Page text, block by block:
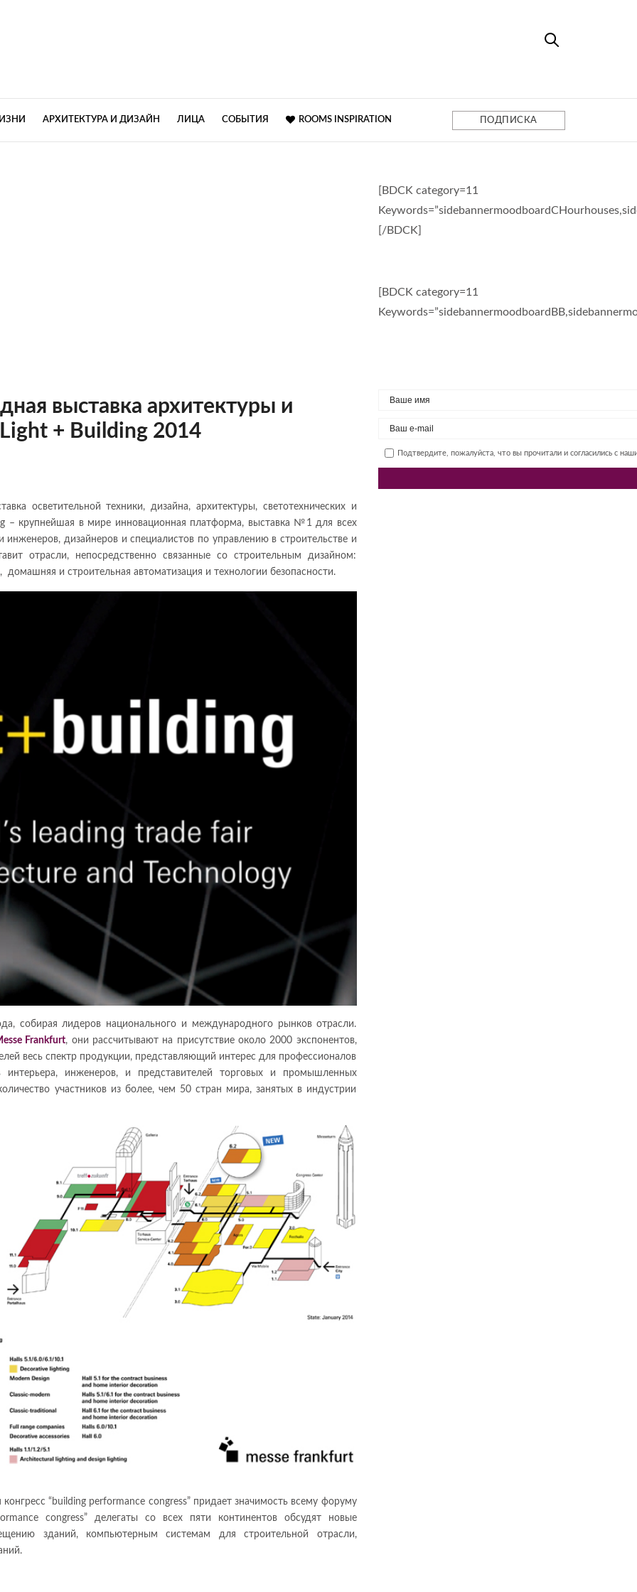
АРХИТЕКТУРА И ДИЗАЙН ЛИЦА СОБЫТИЯ ROOMS INSPIRATION ПОДПИСКА
выставка архитектуры и
+ Building 2014
осветительной техники, дизайна, архитектуры, светотехнических и
– крупнейшая в мире инновационная платформа, выставка №1 для всех
инженеров, дизайнеров и специалистов по управлению в строительстве и
отрасли, непосредственно связанные со строительным дизайном:
домашняя и строительная автоматизация и технологии безопасности.
собирая лидеров национального и международного рынков отрасли.
Frankfurt, они рассчитывают на присутствие около 2000 экспонентов,
весь спектр продукции, представляющий интерес для профессионалов
интерьера, инженеров, и представителей торговых и промышленных
участников из более, чем 50 стран мира, занятых в индустрии
“building performance congress” придает значимость всему форуму
congress” делегаты со всех пяти континентов обсудят новые
зданий, компьютерным системам для строительной отрасли,
[BDCK category=11
[/BDCK]
[BDCK category=11
Подтвердите, пожалуйста, что вы прочитали и согласились с